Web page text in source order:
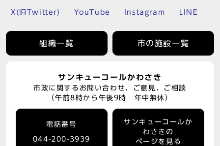
X(旧Twitter) YouTube Instagram LINE
組織一覧 市の施設一覧
サンキューコールかわさき
市政に関するお問い合わせ、ご意見、ご相談
（午前8時から午後9時 年中無休）
電話番号
044-200-3939
サンキューコールか
わさきの
ページを見る